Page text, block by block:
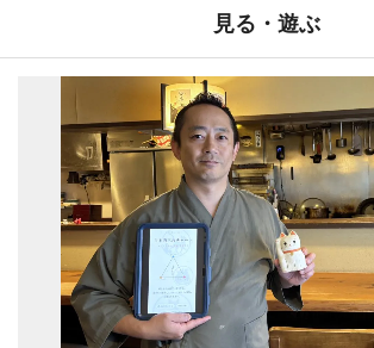
見る・遊ぶ